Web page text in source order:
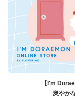
【I'm
爽やか